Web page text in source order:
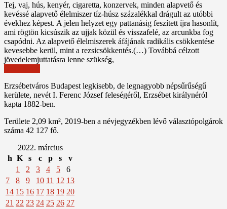
Tej, vaj, hús, kenyér, cigaretta, konzervek, minden alapvető és
kevéssé alapvető élelmiszer tíz-húsz százalékkal drágult az utóbbi
évekhez képest. A jelen helyzet egy pattanásig feszített íjra hasonlít,
ami rögtön kicsúszik az ujjak közül és visszafelé, az arcunkba fog
csapódni. Az alapvető élelmiszerek áfájának radikális csökkentése
kevesebbe kerül, mint a rezsicsökkentés.(…) Továbbá célzott
jövedelemjuttatásra lenne szükség,
Erzsébetváros Budapest legkisebb, de legnagyobb népsűrűségű
kerülete, nevét I. Ferenc József feleségéről, Erzsébet királynéról
kapta 1882-ben.
Területe 2,09 km², 2019-ben a névjegyzékben lévő választópolgárok
száma 42 127 fő.
2022. március
h K s c p s
v
1
2 3 4 5
6
7
8 9 10 11 12 13
14 15 16 17 18 19 20
21 22 23 24 25 26 27